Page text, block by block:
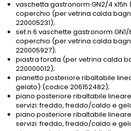
vaschetta gastronorm GN2/4 x15h
coperchio (per vetrina calda
220005231);
set n.6 vaschette gastronorm GN1/
coperchio (per vetrina calda
220005927);
piastra forata (per vetrina calda
220000012);
pianetto posteriore ribaltabile
gelato) (codice 206152482);
piano posteriore ribaltabile
servizi: freddo, freddo/caldo e
piano posteriore ribaltabile
servizi: freddo, freddo/caldo e